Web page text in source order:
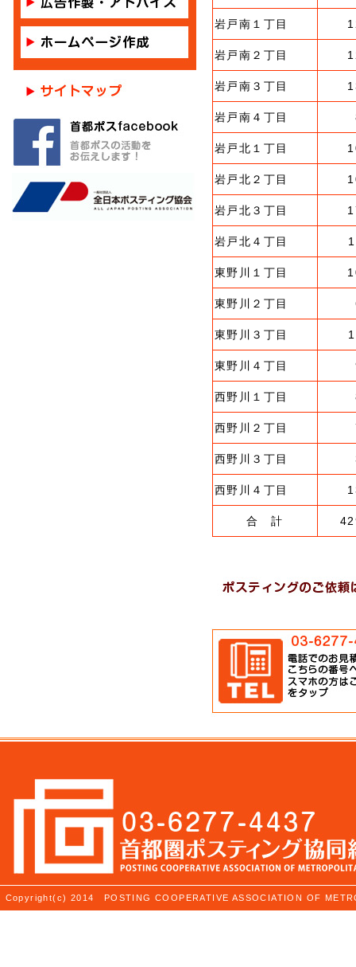
岩戸南１丁目
岩戸南２丁目
岩戸南３丁目
岩戸南４丁目
岩戸北１丁目
岩戸北２丁目
岩戸北３丁目
岩戸北４丁目
東野川１丁目
東野川２丁目
東野川３丁目
東野川４丁目
西野川１丁目
西野川２丁目
西野川３丁目
西野川４丁目
合 計
Copyright(c) 2014 POSTING COOPERATIVE ASSOCIATION OF